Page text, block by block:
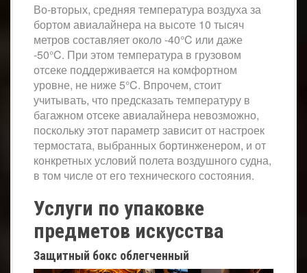
Во-вторых, средняя температура воздуха за
бортом авиалайнера на высоте 10 тысяч
метров составляет около -40°C или даже
-50°C. При этом температура в грузовом
отсеке поддерживается на комфортном
уровне, не ниже 5°C. Впрочем, стоит
учитывать, что предсказать температуру в
багажном отсеке авиалайнера невозможно,
поскольку этот параметр зависит от настроек
термостата, выбранных бортинженером, и от
конкретных условий полета воздушного судна,
в том числе от его технического состояния.
Услуги по упаковке
предметов искусства
Защитный бокс облегченный